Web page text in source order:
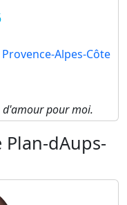
Provence-Alpes-Côte
d'amour pour moi.
Plan-dAups-